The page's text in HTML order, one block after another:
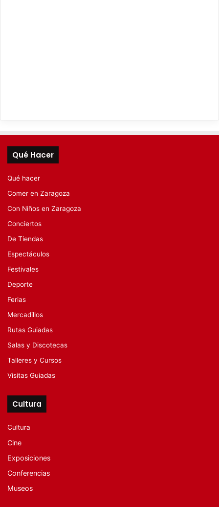
Qué Hacer
Qué hacer
Comer en Zaragoza
Con Niños en Zaragoza
Conciertos
De Tiendas
Espectáculos
Festivales
Deporte
Ferias
Mercadillos
Rutas Guiadas
Salas y Discotecas
Talleres y Cursos
Visitas Guiadas
Cultura
Cultura
Cine
Exposiciones
Conferencias
Museos